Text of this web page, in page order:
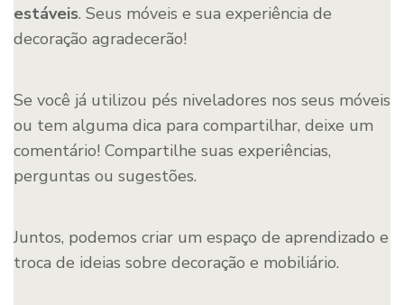
estáveis. Seus móveis e sua experiência de
decoração agradecerão!
Se você já utilizou pés niveladores nos seus móveis
ou tem alguma dica para compartilhar, deixe um
comentário! Compartilhe suas experiências,
perguntas ou sugestões.
Juntos, podemos criar um espaço de aprendizado e
troca de ideias sobre decoração e mobiliário.